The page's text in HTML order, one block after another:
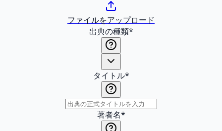
ファイルをアップロード
出典の種類*
タイトル*
著者名*